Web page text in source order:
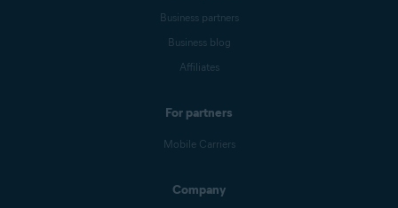
Business partners
Business blog
Affiliates
For partners
Mobile Carriers
Company